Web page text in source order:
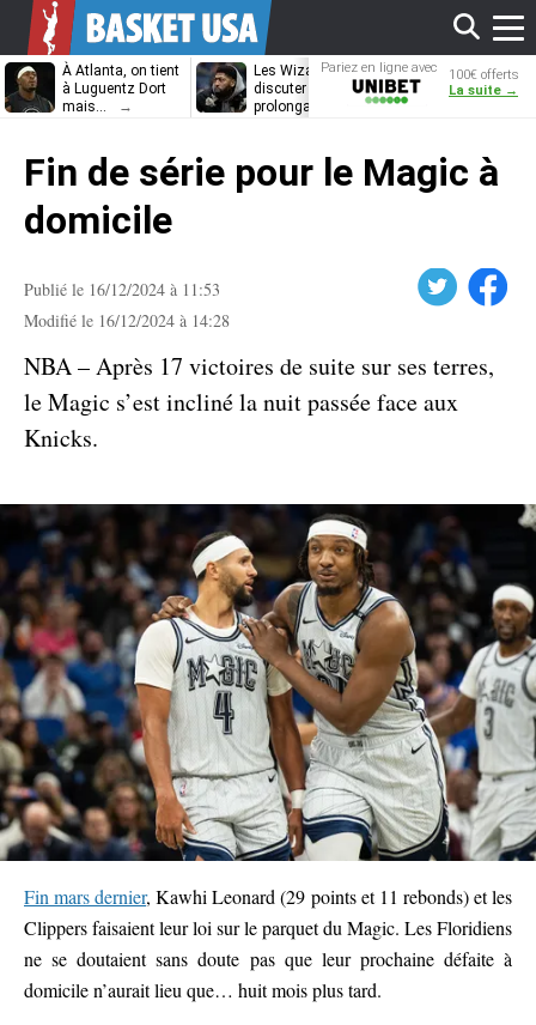
À Atlanta, on tient
à Luguentz Dort
mais…
Les Wizards vont
discuter
prolongation avec
Dennis
découvrira-t-il
Pariez en ligne avec
Unibet
100€ offerts
La suite →
Fin de série pour le Magic à
domicile
Publié le 16/12/2024 à 11:53
Modifié le 16/12/2024 à 14:28
Facebook
NBA – Après 17 victoires de suite sur ses terres,
le Magic s’est incliné la nuit passée face aux
Knicks.
Fin mars dernier, Kawhi Leonard (29 points et 11 rebonds) et les
Clippers faisaient leur loi sur le parquet du Magic. Les Floridiens
ne se doutaient sans doute pas que leur prochaine défaite à
domicile n’aurait lieu que… huit mois plus tard.